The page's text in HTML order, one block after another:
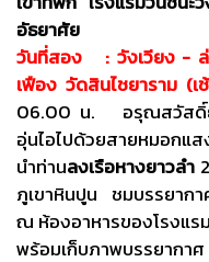
อัธยาศัย
วันที่สอง : วังเวียง - ล่
เฟือง วัดสินไชยาราม (
06.00 น. อรุณสวัสดิ์ยา
อุ่นไอไปด้วยสายหมอกแ
นำท่านลงเรือหางยาวลำ
ภูเขาหินปูน ชมบรรยาก
ณ ห้องอาหารของโรงแรม
พร้อมเก็บภาพบรรยากา